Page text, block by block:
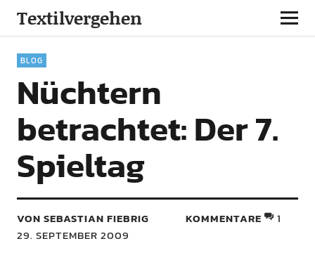
Textilvergehen
BLOG
Nüchtern
betrachtet: Der 7.
Spieltag
VON SEBASTIAN FIEBRIG
29. SEPTEMBER 2009
KOMMENTARE 1